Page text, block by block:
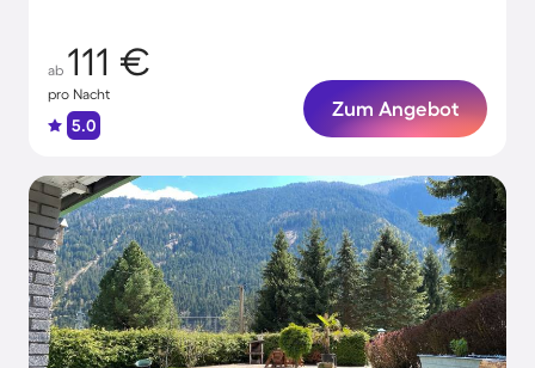
ab 111 €
pro Nacht
5.0
Zum Angebot